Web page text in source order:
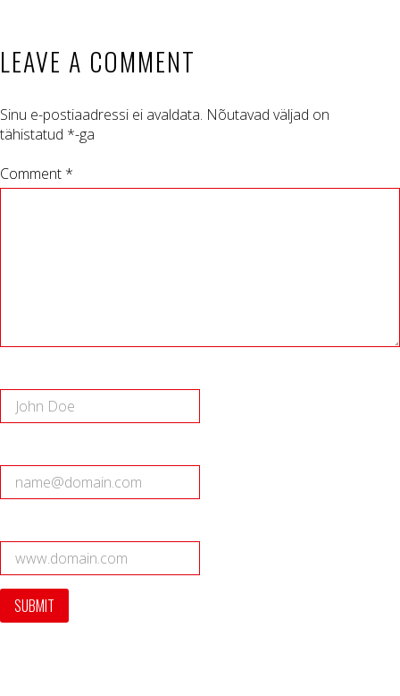
LEAVE A COMMENT
Sinu e-postiaadressi ei avaldata. Nõutavad väljad on
tähistatud *-ga
Comment *